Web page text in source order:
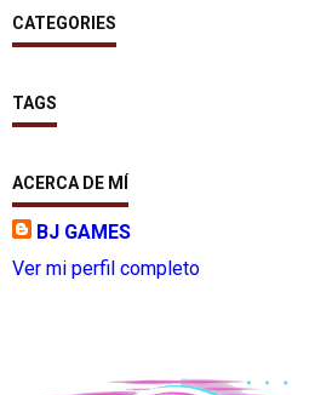
CATEGORIES
TAGS
ACERCA DE MÍ
BJ GAMES
Ver mi perfil completo